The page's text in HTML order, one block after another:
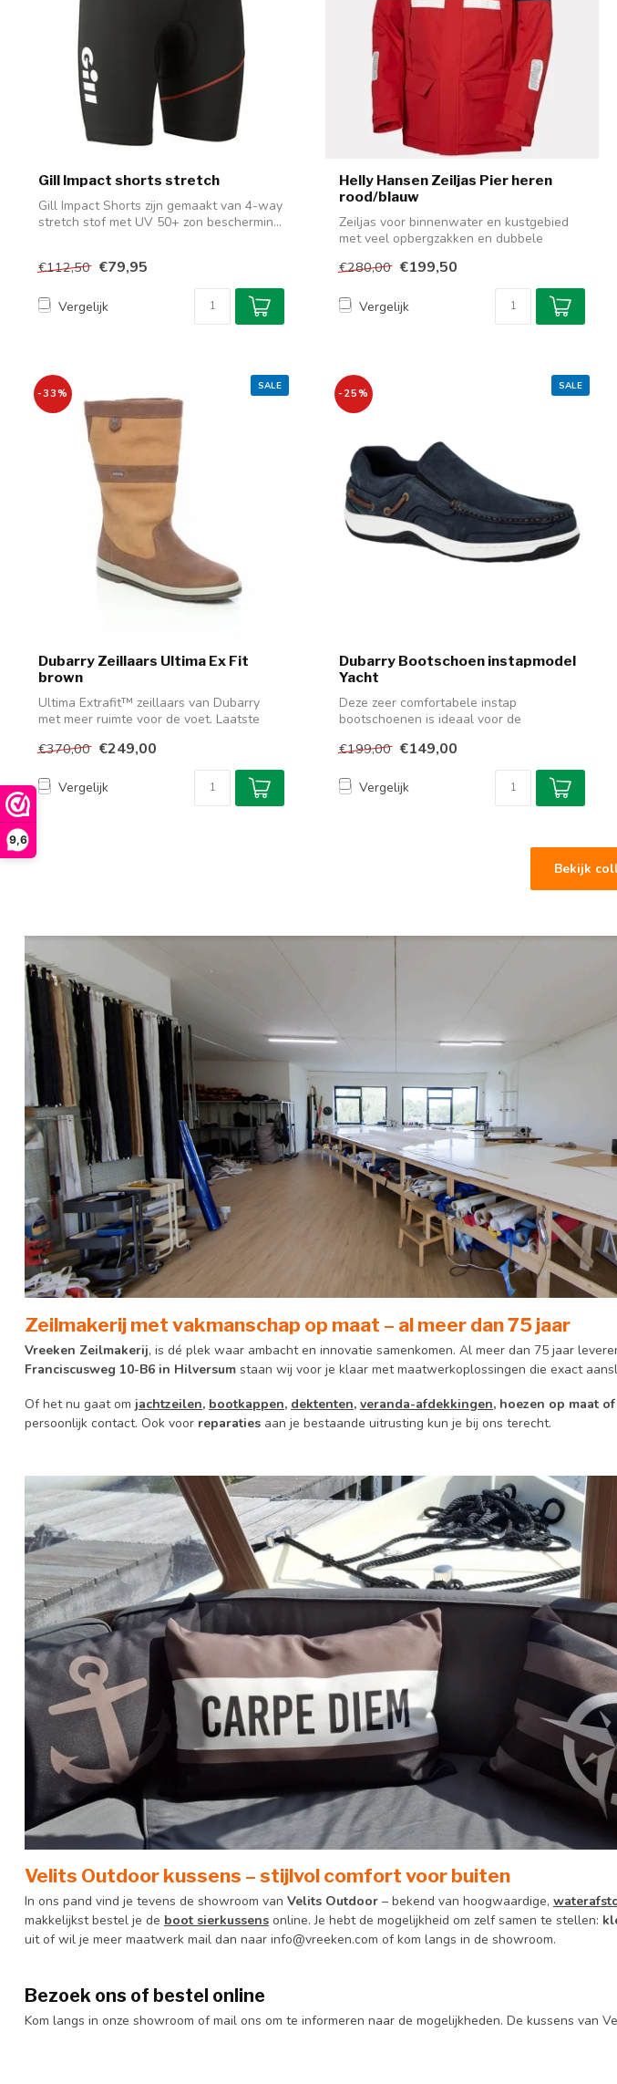
9,6
Gill Impact shorts stretch
Gill Impact Shorts zijn gemaakt van 4-way
stretch stof met UV 50+ zon beschermin...
€112,50 €79,95
Vergelijk
Helly Hansen Zeiljas Pier heren
rood/blauw
Zeiljas voor binnenwater en kustgebied
met veel opbergzakken en dubbele
€280,00 €199,50
Vergelijk
SALE
-33%
Dubarry Zeillaars Ultima Ex Fit
brown
Ultima Extrafit™ zeillaars van Dubarry
met meer ruimte voor de voet. Laatste
€370,00 €249,00
Vergelijk
SALE
-25%
Dubarry Bootschoen instapmodel
Yacht
Deze zeer comfortabele instap
bootschoenen is ideaal voor de
€199,00 €149,00
Vergelijk
Bekijk
Zeilmakerij met vakmanschap op maat – al meer dan 75 jaar
Vreeken Zeilmakerij, is dé plek waar ambacht en innovatie samenkomen. Al meer dan 75 jaar
Franciscusweg 10-B6 in Hilversum staan wij voor je klaar met maatwerkoplossingen die exact
Of het nu gaat om jachtzeilen, bootkappen, dektenten, veranda-afdekkingen, hoezen op maat of
persoonlijk contact. Ook voor reparaties aan je bestaande uitrusting kun je bij ons terecht.
Velits Outdoor kussens – stijlvol comfort voor buiten
In ons pand vind je tevens de showroom van Velits Outdoor – bekend van hoogwaardige,
makkelijkst bestel je de boot sierkussens online. Je hebt de mogelijkheid om zelf samen te stellen:
uit of wil je meer maatwerk mail dan naar info@vreeken.com of kom langs in de showroom.
Bezoek ons of bestel online
Kom langs in onze showroom of mail ons om te informeren naar de mogelijkheden. De kussens van